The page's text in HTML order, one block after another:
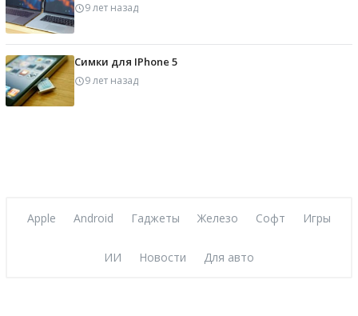
9 лет назад
Симки для IPhone 5
9 лет назад
Apple Android Гаджеты Железо Софт Игры
ИИ Новости Для авто